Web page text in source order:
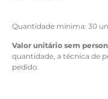
Quantidade mínima: 30
Valor unitário sem
quantidade, a técnica de
pedido.